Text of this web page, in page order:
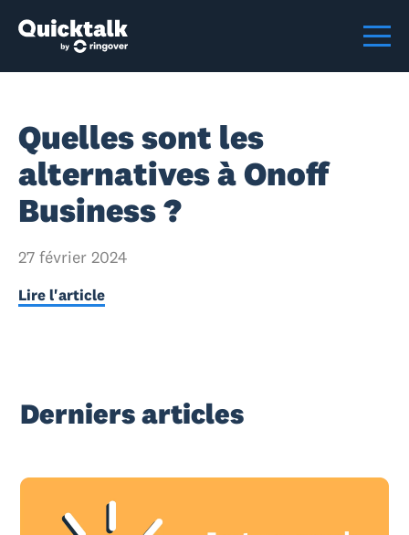
Quelles sont les
alternatives à Onoff
Business ?
27 février 2024
Lire l'article
Derniers articles